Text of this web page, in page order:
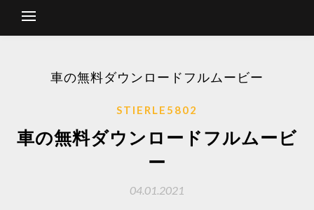
車の無料ダウンロードフルムービー
STIERLE5802
車の無料ダウンロードフルムービ
ー
04.01.2021